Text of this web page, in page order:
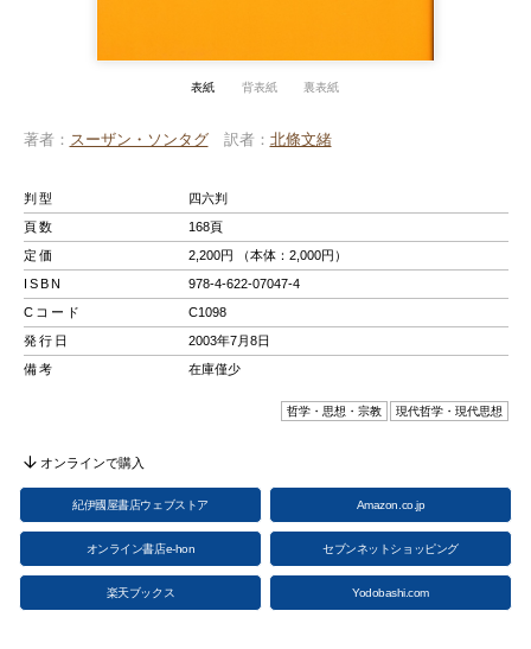
表紙 背表紙 裏表紙
著者 スーザン・ソンタグ 訳者 北條文緒
判型
四六判
頁数
168頁
定価
2,200円 （本体：2,000円）
ISBN
978-4-622-07047-4
Cコード
C1098
発行日
2003年7月8日
備考
在庫僅少
哲学・思想・宗教 現代哲学・現代思想
オンラインで購入
紀伊國屋書店ウェブストア Amazon.co.jp
オンライン書店e-hon セブンネットショッピング
楽天ブックス Yodobashi.com